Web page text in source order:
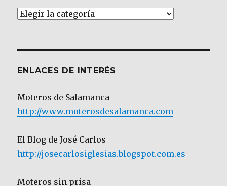
Artículos
ENLACES DE INTERÉS
Moteros de Salamanca
http://www.moterosdesalamanca.com
El Blog de José Carlos
http://josecarlosiglesias.blogspot.com.es
Moteros sin prisa